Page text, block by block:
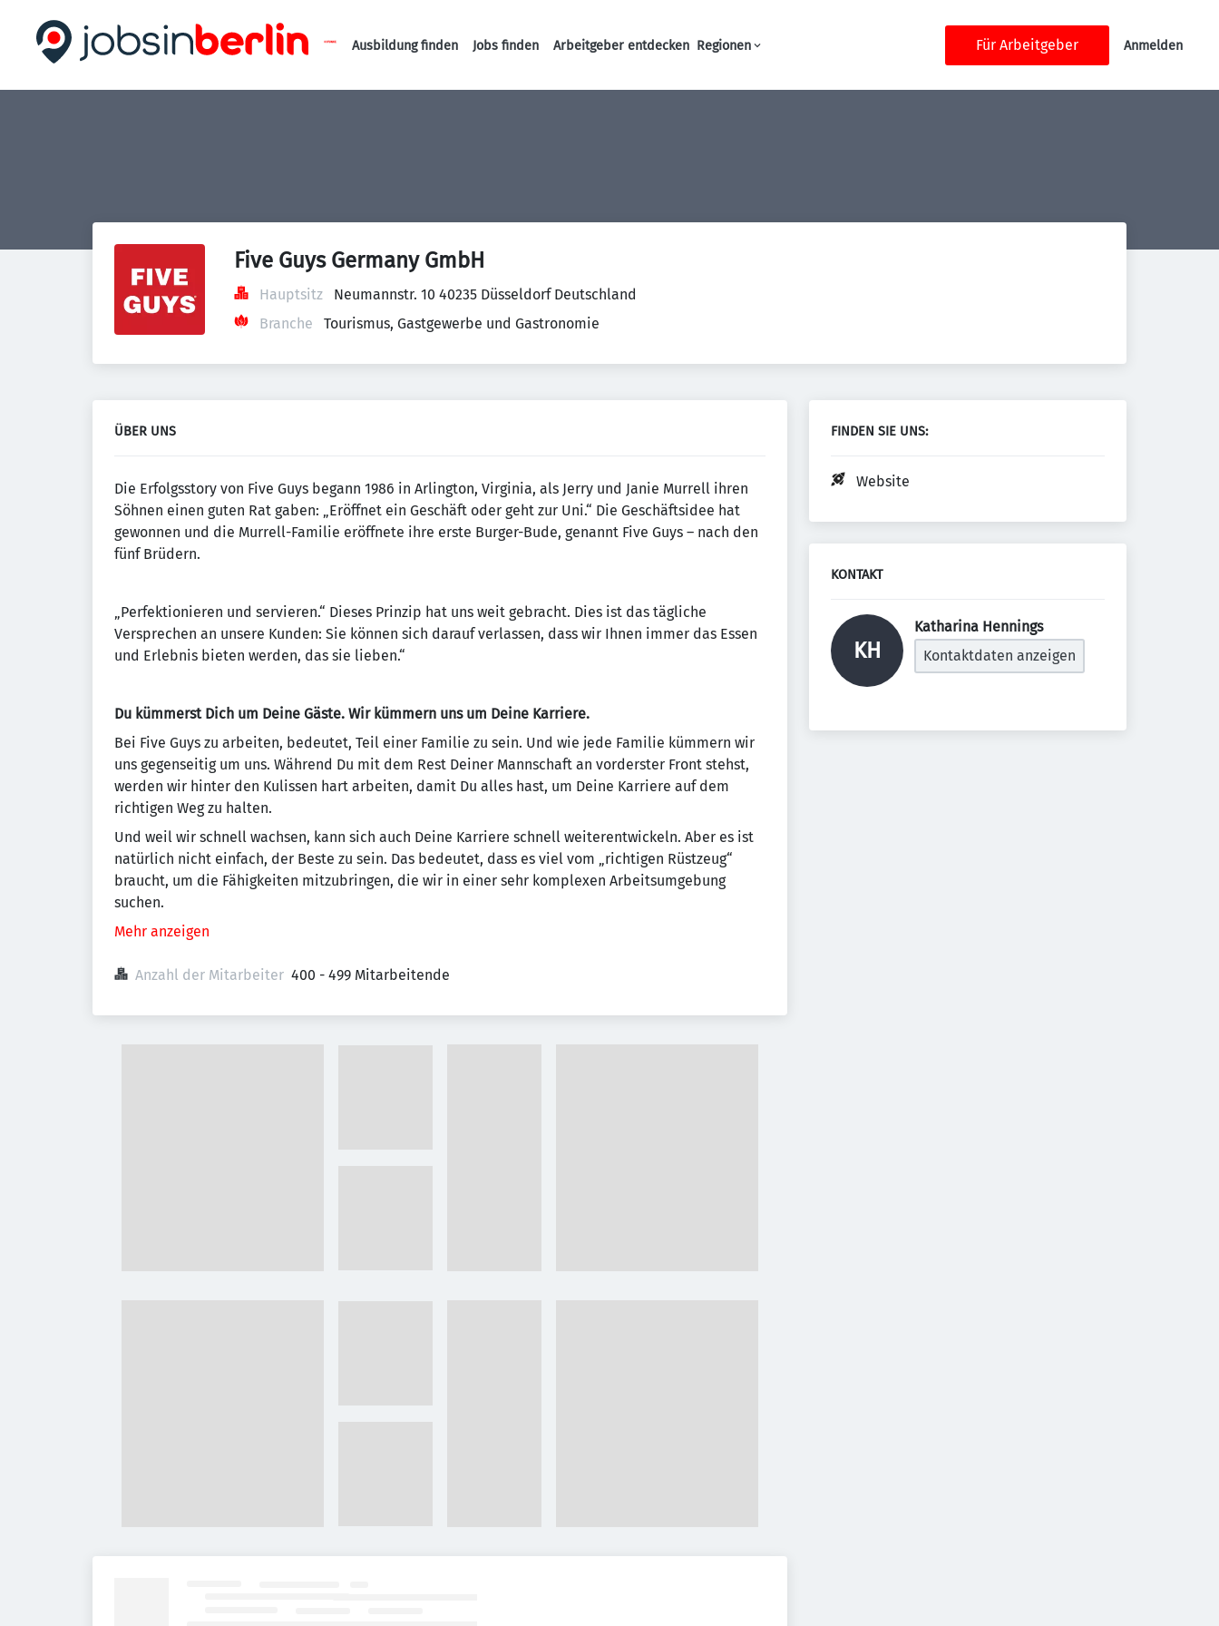
Haupt-Navigation
Ausbildung finden Jobs finden Arbeitgeber entdecken Regionen Für Arbeitgeber Anmelden
Five Guys Germany GmbH
Hauptsitz
Neumannstr. 10 40235 Düsseldorf Deutschland
Branche
Tourismus, Gastgewerbe und Gastronomie
ÜBER UNS
Die Erfolgsstory von Five Guys begann 1986 in Arlington, Virginia, als Jerry und Janie Murrell ihren
Söhnen einen guten Rat gaben: „Eröffnet ein Geschäft oder geht zur Uni.“ Die Geschäftsidee hat
gewonnen und die Murrell-Familie eröffnete ihre erste Burger-Bude, genannt Five Guys – nach den
fünf Brüdern.
„Perfektionieren und servieren.“ Dieses Prinzip hat uns weit gebracht. Dies ist das tägliche
Versprechen an unsere Kunden: Sie können sich darauf verlassen, dass wir Ihnen immer das Essen
und Erlebnis bieten werden, das sie lieben.“
Du kümmerst Dich um Deine Gäste. Wir kümmern uns um Deine Karriere.
Bei Five Guys zu arbeiten, bedeutet, Teil einer Familie zu sein. Und wie jede Familie kümmern wir
uns gegenseitig um uns. Während Du mit dem Rest Deiner Mannschaft an vorderster Front stehst,
werden wir hinter den Kulissen hart arbeiten, damit Du alles hast, um Deine Karriere auf dem
richtigen Weg zu halten.
Und weil wir schnell wachsen, kann sich auch Deine Karriere schnell weiterentwickeln. Aber es ist
natürlich nicht einfach, der Beste zu sein. Das bedeutet, dass es viel vom „richtigen Rüstzeug“
braucht, um die Fähigkeiten mitzubringen, die wir in einer sehr komplexen Arbeitsumgebung
suchen.
Mehr anzeigen
Anzahl der Mitarbeiter 400 - 499 Mitarbeitende
FINDEN SIE UNS:
Website
KONTAKT
KH
Katharina Hennings
Kontaktdaten anzeigen